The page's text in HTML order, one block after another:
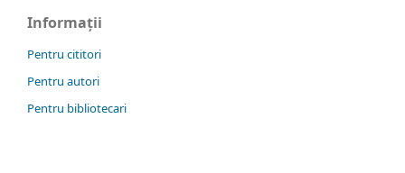
Informații
Pentru cititori
Pentru autori
Pentru bibliotecari